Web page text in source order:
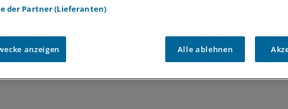
Voraussetzungen für den Zugang
der Partner (Lieferanten)
anzeigen Alle ablehnen